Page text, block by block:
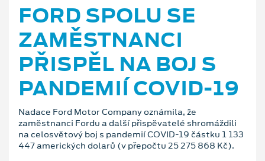
FORD SPOLU SE
ZAMĚSTNANCI
PŘISPĚL NA BOJ S
PANDEMIÍ COVID-19
Nadace Ford Motor Company oznámila, že
zaměstnanci Fordu a další přispěvatelé shromáždili
na celosvětový boj s pandemií COVID-19 částku 1 133
447 amerických dolarů (v přepočtu 25 275 868 Kč).